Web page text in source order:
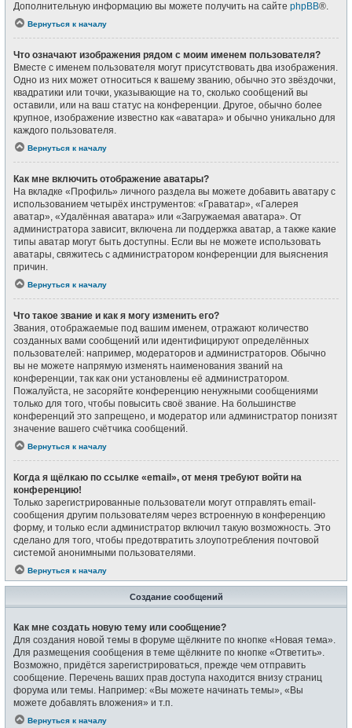
Дополнительную информацию вы можете получить на сайте phpBB®.
Вернуться к началу
Что означают изображения рядом с моим именем пользователя?
Вместе с именем пользователя могут присутствовать два изображения.
Одно из них может относиться к вашему званию, обычно это звёздочки,
квадратики или точки, указывающие на то, сколько сообщений вы
оставили, или на ваш статус на конференции. Другое, обычно более
крупное, изображение известно как «аватара» и обычно уникально для
каждого пользователя.
Вернуться к началу
Как мне включить отображение аватары?
На вкладке «Профиль» личного раздела вы можете добавить аватару с
использованием четырёх инструментов: «Граватар», «Галерея
аватар», «Удалённая аватара» или «Загружаемая аватара». От
администратора зависит, включена ли поддержка аватар, а также какие
типы аватар могут быть доступны. Если вы не можете использовать
аватары, свяжитесь с администратором конференции для выяснения
причин.
Вернуться к началу
Что такое звание и как я могу изменить его?
Звания, отображаемые под вашим именем, отражают количество
созданных вами сообщений или идентифицируют определённых
пользователей: например, модераторов и администраторов. Обычно
вы не можете напрямую изменять наименования званий на
конференции, так как они установлены её администратором.
Пожалуйста, не засоряйте конференцию ненужными сообщениями
только для того, чтобы повысить своё звание. На большинстве
конференций это запрещено, и модератор или администратор понизят
значение вашего счётчика сообщений.
Вернуться к началу
Когда я щёлкаю по ссылке «email», от меня требуют войти на
конференцию!
Только зарегистрированные пользователи могут отправлять email-
сообщения другим пользователям через встроенную в конференцию
форму, и только если администратор включил такую возможность. Это
сделано для того, чтобы предотвратить злоупотребления почтовой
системой анонимными пользователями.
Вернуться к началу
Создание сообщений
Как мне создать новую тему или сообщение?
Для создания новой темы в форуме щёлкните по кнопке «Новая тема».
Для размещения сообщения в теме щёлкните по кнопке «Ответить».
Возможно, придётся зарегистрироваться, прежде чем отправить
сообщение. Перечень ваших прав доступа находится внизу страниц
форума или темы. Например: «Вы можете начинать темы», «Вы
можете добавлять вложения» и т.п.
Вернуться к началу